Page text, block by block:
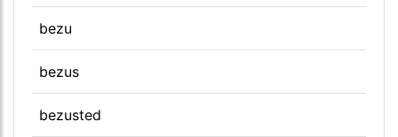
bezu
bezus
bezusted